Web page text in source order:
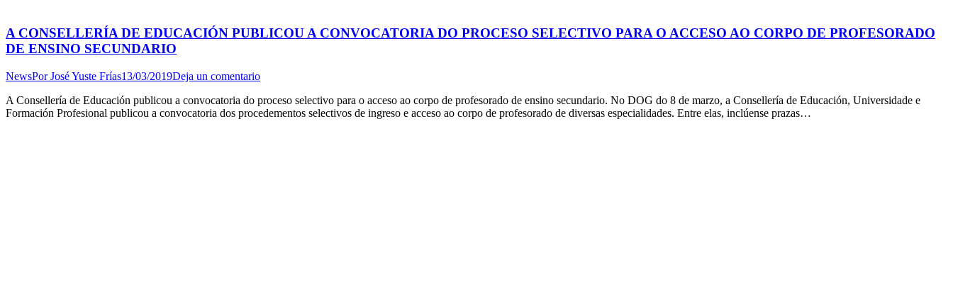
A CONSELLERÍA DE EDUCACIÓN PUBLICOU A CONVOCATORIA DO PROCESO SELECTIVO PARA O ACCESO AO CORPO DE PROFESORADO
DE ENSINO SECUNDARIO
NewsPorJosé Yuste Frías13/03/2019Deja un comentario
A Consellería de Educación publicou a convocatoria do proceso selectivo para o acceso ao corpo de profesorado de ensino secundario. No DOG do 8 de marzo, a Consellería de Educación, Universidade e
Formación Profesional publicou a convocatoria dos procedementos selectivos de ingreso e acceso ao corpo de profesorado de diversas especialidades. Entre elas, inclúense prazas…